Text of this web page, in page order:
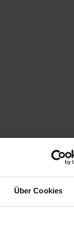
Über Cookies
Frameworks.
in vielen